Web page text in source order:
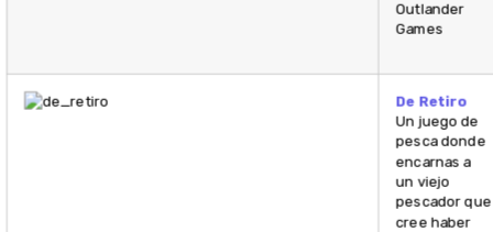
Outlander
Games
De Retiro
Un juego de
pesca donde
encarnas a
un viejo
pescador que
cree haber